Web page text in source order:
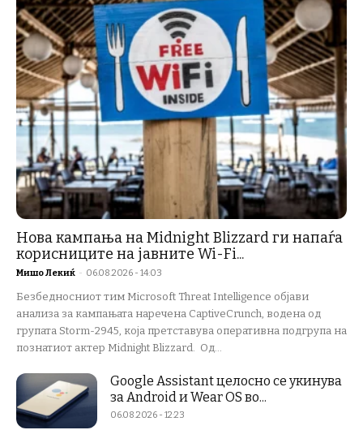
Нова кампања на Midnight Blizzard ги напаѓа
корисниците на јавните Wi-Fi...
Мишо Лекиќ - 06.08.2026 - 14:03
Безбедносниот тим Microsoft Threat Intelligence објави
анализа за кампањата наречена CaptiveCrunch, водена од
групата Storm-2945, која претставува оперативна подгрупа на
познатиот актер Midnight Blizzard. Од...
Google Assistant целосно се укинува
за Android и Wear OS во...
06.08.2026 - 12:23